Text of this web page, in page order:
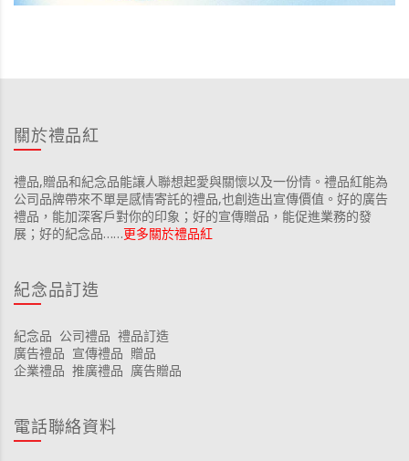
關於禮品紅
禮品,贈品和紀念品能讓人聯想起愛與關懷以及一份情。禮品紅能為
公司品牌帶來不單是感情寄託的禮品,也創造出宣傳價值。好的廣告
禮品，能加深客戶對你的印象；好的宣傳贈品，能促進業務的發
展；好的紀念品……更多關於禮品紅
紀念品訂造
紀念品 公司禮品 禮品訂造
廣告禮品 宣傳禮品 贈品
企業禮品 推廣禮品 廣告贈品
電話聯絡資料